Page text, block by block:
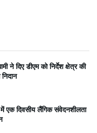
ने दिए डीएम को निर्देश क्षेत्र की
में एक दिवसीय लैंगिक संवेदनशीलता